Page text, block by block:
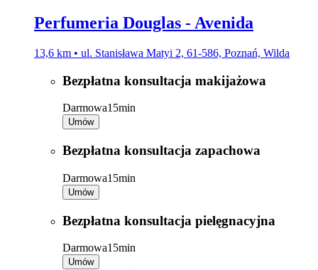
Perfumeria Douglas - Avenida
13,6 km • ul. Stanisława Matyi 2, 61-586, Poznań, Wilda
Bezpłatna konsultacja makijażowa
Darmowa15min
Umów
Bezpłatna konsultacja zapachowa
Darmowa15min
Umów
Bezpłatna konsultacja pielęgnacyjna
Darmowa15min
Umów